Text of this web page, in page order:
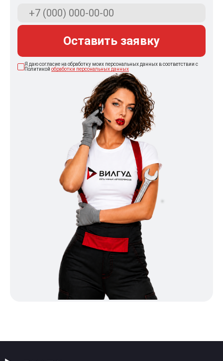
Оставить заявку
Я даю согласие на обработку моих персональных данных в соответствии с
Политикой обработки персональных данных